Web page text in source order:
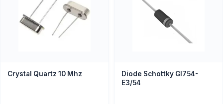
Crystal Quartz 10 Mhz
Diode Schottky GI754-
E3/54